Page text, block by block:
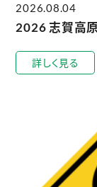
2026.08.04
2026 志賀高
詳しく見る